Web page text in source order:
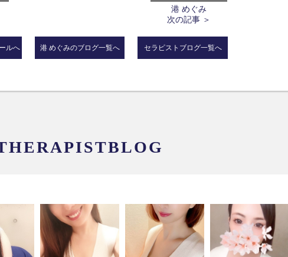
港 めぐみ
次の記事 ＞
ルへ セラピストブログ一覧へ
港 めぐみのブログ一覧へ